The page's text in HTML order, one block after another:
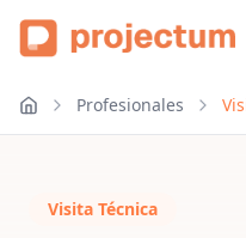
Profesionales
Visita Técnica